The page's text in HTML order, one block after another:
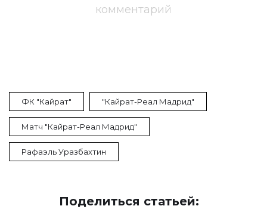
комментарий
ФК "Кайрат" "Кайрат-Реал Мадрид"
Матч "Кайрат-Реал Мадрид"
Рафаэль Уразбахтин
Поделиться статьей: